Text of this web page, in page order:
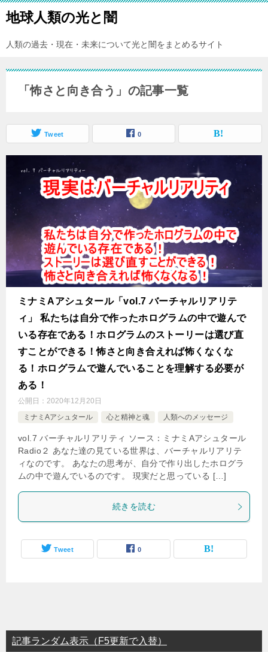
地球人類の光と闇
人類の過去・現在・未来について光と闇をまとめるサイト
「怖さと向き合う」の記事一覧
Tweet 0
ミナミAアシュタール「vol.7 バーチャルリアリテ
ィ」 私たちは自分で作ったホログラムの中で遊んで
いる存在である！ホログラムのストーリーは選び直
すことができる！怖さと向き合えれば怖くなくな
る！ホログラムで遊んでいることを理解する必要が
ある！
公開日： 2020年12月20日
ミナミAアシュタール
心と精神と魂 人類へのメッセージ
vol.7 バーチャルリアリティ ソース：ミナミAアシュタール
Radio２ あなた達の見ている世界は、バーチャルリアリテ
ィなのです。 あなたの思考が、自分で作り出したホログラ
ムの中で遊んでいるのです。 現実だと思っている […]
続きを読む
Tweet 0
記事ランダム表示（F5更新で入替）